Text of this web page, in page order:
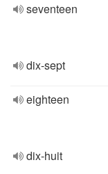
seventeen
dix-sept
eighteen
dix-huit